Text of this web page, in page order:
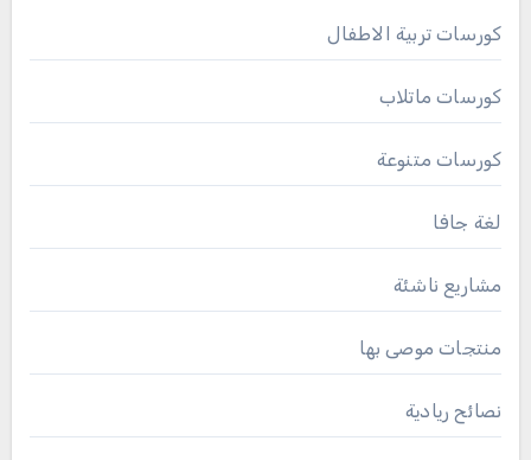
كورسات تربية الاطفال
كورسات ماتلاب
كورسات متنوعة
لغة جافا
مشاريع ناشئة
منتجات موصى بها
نصائح ريادية